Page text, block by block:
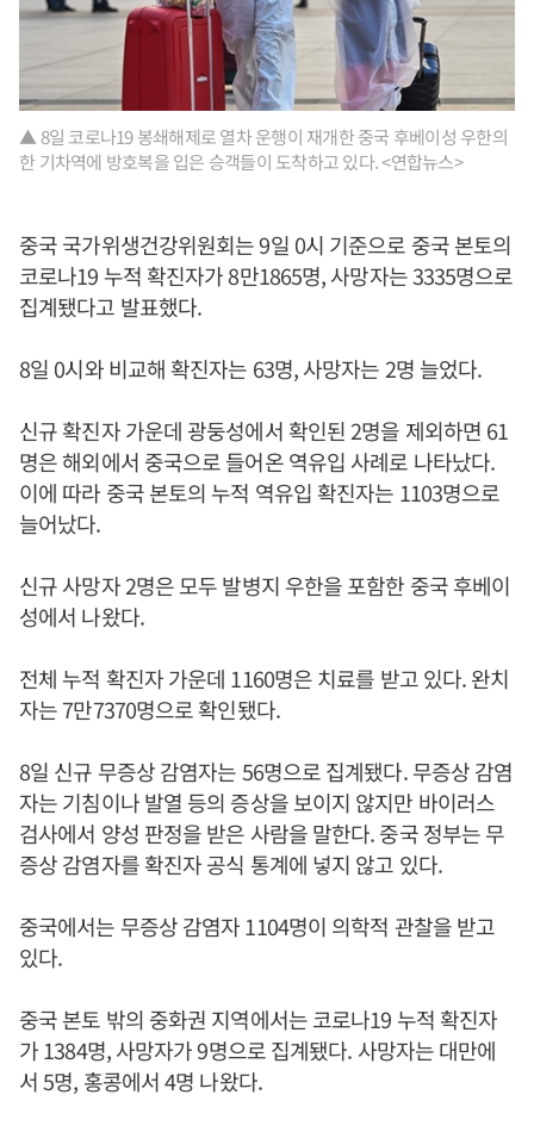
▲ 8일 코로나19 봉쇄해제로 열차 운행이 재개한 중국 후베이성 우한의
한 기차역에 방호복을 입은 승객들이 도착하고 있다. <연합뉴스>
중국 국가위생건강위원회는 9일 0시 기준으로 중국 본토의
코로나19 누적 확진자가 8만1865명, 사망자는 3335명으로
집계됐다고 발표했다.
8일 0시와 비교해 확진자는 63명, 사망자는 2명 늘었다.
신규 확진자 가운데 광둥성에서 확인된 2명을 제외하면 61
명은 해외에서 중국으로 들어온 역유입 사례로 나타났다.
이에 따라 중국 본토의 누적 역유입 확진자는 1103명으로
늘어났다.
신규 사망자 2명은 모두 발병지 우한을 포함한 중국 후베이
성에서 나왔다.
전체 누적 확진자 가운데 1160명은 치료를 받고 있다. 완치
자는 7만7370명으로 확인됐다.
8일 신규 무증상 감염자는 56명으로 집계됐다. 무증상 감염
자는 기침이나 발열 등의 증상을 보이지 않지만 바이러스
검사에서 양성 판정을 받은 사람을 말한다. 중국 정부는 무
증상 감염자를 확진자 공식 통계에 넣지 않고 있다.
중국에서는 무증상 감염자 1104명이 의학적 관찰을 받고
있다.
중국 본토 밖의 중화권 지역에서는 코로나19 누적 확진자
가 1384명, 사망자가 9명으로 집계됐다. 사망자는 대만에
서 5명, 홍콩에서 4명 나왔다.